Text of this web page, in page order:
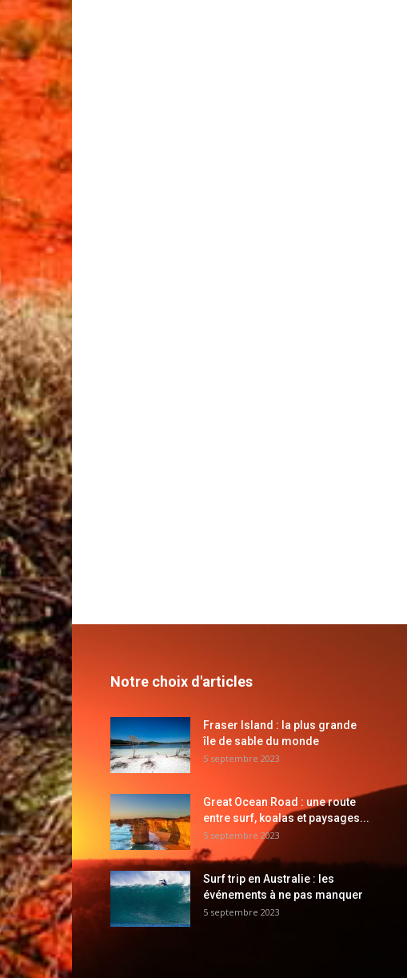
Notre choix d'articles
Fraser Island : la plus grande
île de sable du monde
5 septembre 2023
Great Ocean Road : une route
entre surf, koalas et paysages...
5 septembre 2023
Surf trip en Australie : les
événements à ne pas manquer
5 septembre 2023